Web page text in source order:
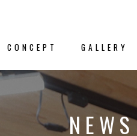
CONCEPT GALLERY